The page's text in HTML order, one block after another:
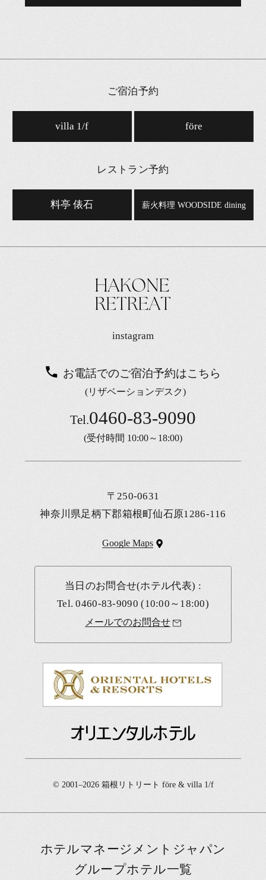
ご宿泊予約
villa 1/f före
レストラン予約
料亭 俵石 薪火料理 WOODSIDE dining
instagram
お電話でのご宿泊予約はこちら
(リザベーションデスク)
Tel.0460-83-9090
(受付時間 10:00～18:00)
〒250-0631
神奈川県足柄下郡箱根町仙石原1286-116
Google Maps
当日のお問合せ(ホテル代表) :
Tel.0460-83-9090 (10:00～18:00)
メールでのお問合せ
© 2001–2026 箱根リトリート före & villa 1/f
ホテルマネージメントジャパン
グループホテル一覧